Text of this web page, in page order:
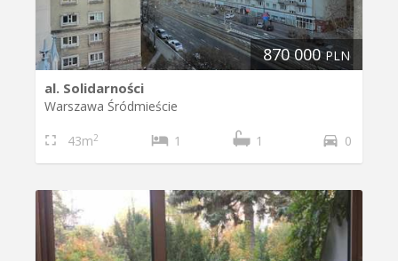
870 000PLN
al. Solidarności
Warszawa Śródmieście
43m2 1 1 0